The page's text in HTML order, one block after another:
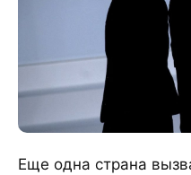
Еще одна страна